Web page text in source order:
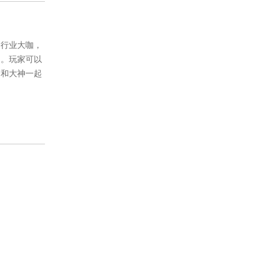
业大咖，
玩家可以
大神一起